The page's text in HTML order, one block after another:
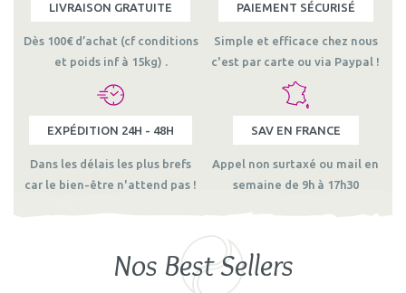
LIVRAISON GRATUITE
Dès 100€ d’achat (cf conditions
et poids inf à 15kg) .
PAIEMENT SÉCURISÉ
Simple et efficace chez nous
c'est par carte ou via Paypal !
EXPÉDITION 24H - 48H
Dans les délais les plus brefs
car le bien-être n'attend pas !
SAV EN FRANCE
Appel non surtaxé ou mail en
semaine de 9h à 17h30
Nos Best Sellers